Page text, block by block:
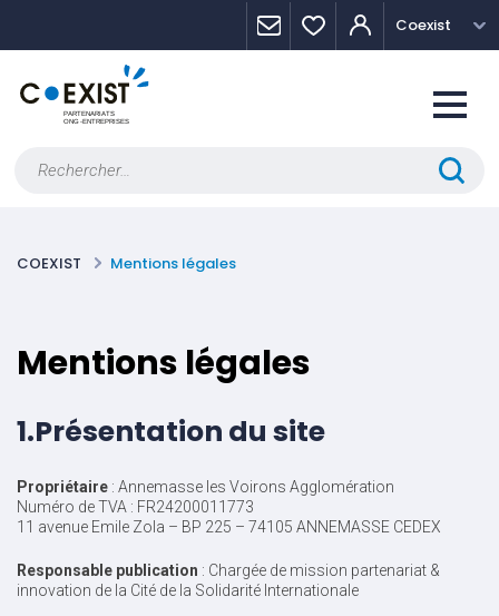
Coexist
COEXIST Mentions légales
Mentions légales
1.Présentation du site
Propriétaire : Annemasse les Voirons Agglomération
Numéro de TVA : FR24200011773
11 avenue Emile Zola – BP 225 – 74105 ANNEMASSE CEDEX
Responsable publication : Chargée de mission partenariat &
innovation de la Cité de la Solidarité Internationale